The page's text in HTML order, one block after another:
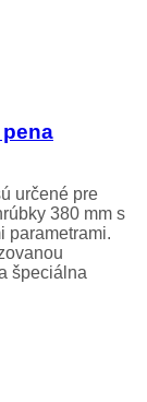
určené pre
380 mm s
parametrami.
špeciálna